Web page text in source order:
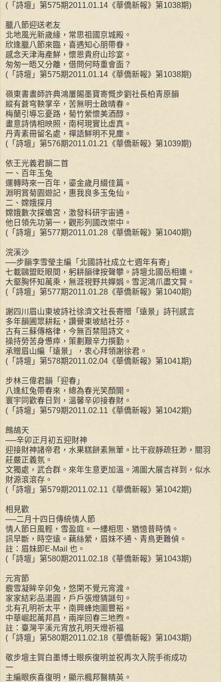
(「詩壇」第575期2011.01.14《華僑新報》第1038期)
臘八節迎送老友
北地風光新歲緣，常思祖國京城殿。
欣逢臘八節來臨，喜遇知心朋帶眷。
感念天津海產鮮，懷恩貴府山珍宴。
匆匆一晤又分離，借問何時重會面？
(「詩壇」第575期2011.01.14《華僑新報》第1038期)
嶺東書晝師許典鴻屢賜墨寶寄慨步劉社長柏青原韻
縱有蒼穹鞅掌辛，苦無明士啟晴春。
梅蘭引導忘憂路，菊竹縈懷美酒醇。
畫意詩情相映照，南柯現實比虛真。
丹青素冊留名處，禪語鮮明不見塵。
(「詩壇」第576期2011.01.21《華僑新報》第1039期)
依王光義君韻二首
一、百年玉兔
運轉時來一百年，鎏金歲月綴佳篇。
淵明賞菊園遊記，惠我良多玉兔仙。
二、嫦娥探月
嫦娥數次探蟾宮，激發科研宇宙通。
他日領先功第一，觀形列國改崇中。
(「詩壇」第577期2011.01.28《華僑新報》第1040期)
浣溪沙
──步韻李雪瑩主編「北國詩社成立七週年有寄」
七載鷗盟眨眼間，躬耕韻律按聲攀。詩壇北國岳相連。
大壑胸怀知萬乘，無涯視野共嬋娟。雪泥鴻爪盡文賢。
(「詩壇」第577期2011.01.28《華僑新報》第1040期)
謝四川眉山東坡詩社徐濟文社長寄贈「遠景」詩刊感言
多年韻圃眾耕耘，讚譽東坡結社芬。
古有三蘇傳格律，今無百禁阻詩文。
操持勞苦身憊瘁，策劃艱辛力撰勤。
承贈眉山編「遠景」，衷心拜領謝徐君。
(「詩壇」第578期2011.02.04《華僑新報》第1041期)
步林三偉君韻「迎春」
八逢紅兔帶春來，總為春光笑顏開。
寰宇同歡春日到，溫馨辛卯接春財。
(「詩壇」第579期2011.02.11《華僑新報》第1042期)
鷓鴣天
──辛卯正月初五迎財神
迎接財神諸帝君，水果糕餅素無葷。比干寂靜疏狂渺，關羽
莊嚴正義氛。
文獨處，武合群。來年生意更加溫。鴻圖大展吉祥到，似水
財源滾滾存。
(「詩壇」第579期2011.02.11《華僑新報》第1042期)
相見歡
──二月十四日傳統情人節
情人節日風輕，雪盈庭。一縷相思、猶憶昔時情。
訊早斷，時空遠。藕絲縈，眉妹不通、青鳥更難偵。
註：眉妹即E-Mail 也。
(「詩壇」第580期2011.02.18《華僑新報》第1043期)
元宵節
霰雪凝眸辛卯兔，悠閑不覺元宵渡。
家家結彩品湯圓，戶戶張燈猜謎句。
北有孔明祈太平，南興蜂炮圖豐裕。
中華崛起萬邦昌，兩岸回春三地煦。
註：臺灣平溪元宵放孔明天燈祈福
(「詩壇」第580期2011.02.18《華僑新報》第1043期)
敬步壇主賀白墨博士眼疾復明並祝再次入院手術成功
一
主編眼疾喜復明，顯示楓邦醫精英。